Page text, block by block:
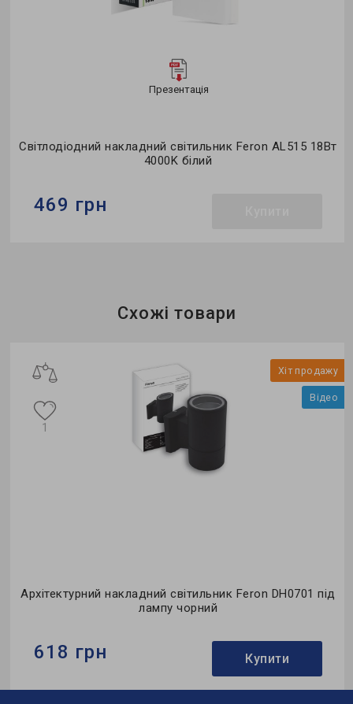
Презентація
Світлодіодний накладний світильник Feron AL515 18Вт
4000K білий
469 грн
Тип джерела світла:LED
Схожі товари
Хіт продажу
Відео
світильник Feron DH0701 під
Архітектурний
845 грн